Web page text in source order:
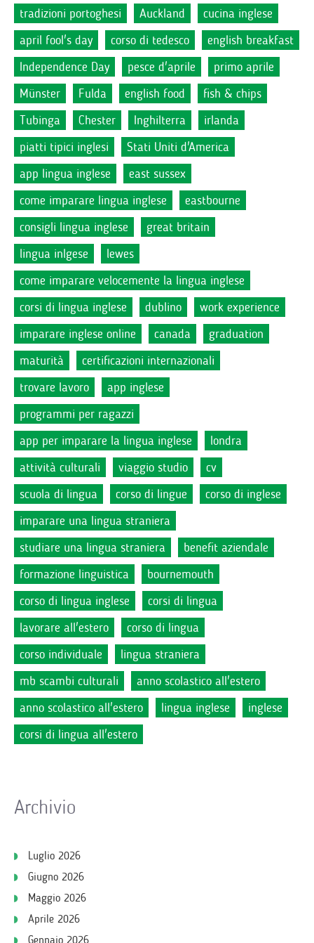
tradizioni portoghesi Auckland
cucina inglese
april fool's day
corso di tedesco
english breakfast
Independence Day
pesce d'aprile
primo aprile
Münster
Fulda english food
fish & chips
Tubinga
Chester Inghilterra
irlanda
piatti tipici inglesi
Stati Uniti d'America
app lingua inglese
east sussex
come imparare lingua inglese
eastbourne
consigli lingua inglese
great britain
lingua inlgese
lewes
come imparare velocemente la lingua inglese
corsi di lingua inglese
dublino
work experience
imparare inglese online
canada
graduation
maturità
certificazioni internazionali
trovare lavoro
app inglese
programmi per ragazzi
app per imparare la lingua inglese
londra
attività culturali
viaggio studio
cv
scuola di lingua
corso di lingue
corso di inglese
imparare una lingua straniera
studiare una lingua straniera
benefit aziendale
formazione linguistica
bournemouth
corso di lingua inglese
corsi di lingua
lavorare all'estero
corso di lingua
corso individuale
lingua straniera
mb scambi culturali
anno scolastico all'estero
anno scolastico all'estero
lingua inglese
inglese
corsi di lingua all'estero
Archivio
Luglio 2026
Giugno 2026
Maggio 2026
Aprile 2026
Gennaio 2026